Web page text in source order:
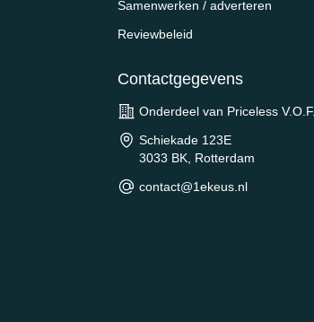
Samenwerken / adverteren
Reviewbeleid
Contactgegevens
Onderdeel van Priceless V.O.F.
Schiekade 123E
3033 BK, Rotterdam
contact@1ekeus.nl